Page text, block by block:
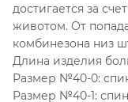
достигается за
животом. От
комбинезона низ
Длина изделия
Размер №40-0:
Размер №40-1: